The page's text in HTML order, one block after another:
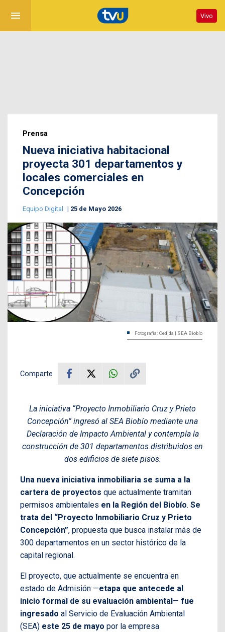
menu Vivo
Prensa
Nueva iniciativa habitacional
proyecta 301 departamentos y
locales comerciales en
Concepción
Equipo Digital 25 de Mayo 2026
Fotografía: Cedida | SEA Biobío
Comparte
La iniciativa “Proyecto Inmobiliario Cruz y Prieto
Concepción” ingresó al SEA Biobío mediante una
Declaración de Impacto Ambiental y contempla la
construcción de 301 departamentos distribuidos en
dos edificios de siete pisos.
Una nueva iniciativa inmobiliaria se suma a la
cartera de proyectos que actualmente tramitan
permisos ambientales en la Región del Biobío. Se
trata del “Proyecto Inmobiliario Cruz y Prieto
Concepción”, propuesta que busca instalar más de
300 departamentos en un sector histórico de la
capital regional.
El proyecto, que actualmente se encuentra en
estado de Admisión —etapa que antecede al
inicio formal de su evaluación ambiental— fue
ingresado al Servicio de Evaluación Ambiental
(SEA) este 25 de mayo por la empresa